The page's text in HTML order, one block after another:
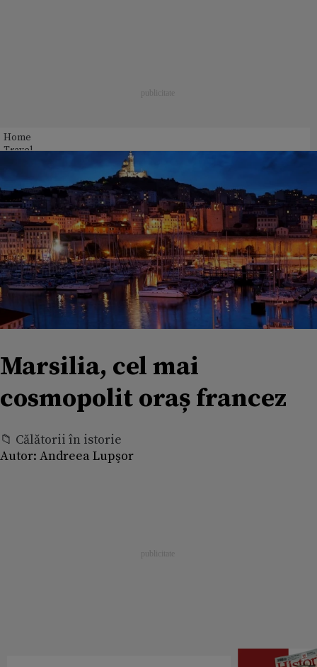
Home
Travel
Marsilia, cel mai
cosmopolit oraș francez
📁 Călătorii în istorie
Autor: Andreea Lupşor